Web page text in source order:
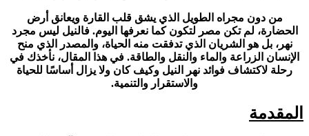
من دون مجراه الطويل الذي يشق قلب القارة ويعانق أرض
الحضارة، لم تكن مصر لتكون كما نعرفها اليوم. فالنيل ليس مجرد
نهر، بل هو الشريان الذي تدفقت منه الحياة، والمصدر الذي منح
الإنسان الزراعة والماء والنقل والطاقة. في هذا المقال، نأخذك في
رحلة لاكتشاف فوائد نهر النيل وكيف كان ولا يزال أساسًا للحياة
والاستقرار والتنمية.
المقدمة